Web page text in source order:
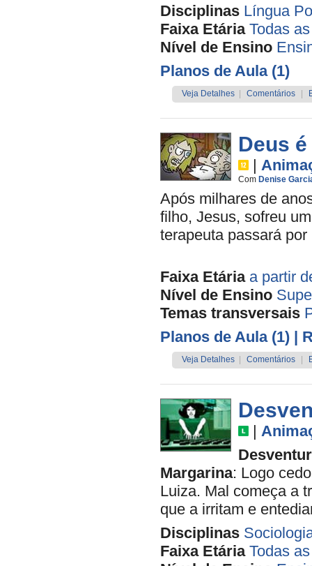
Disciplinas Língua
Faixa Etária Todas
Nível de Ensino
Planos de Aula (1)
Veja Detalhes Comentários
Deus
|
Com Denise
Após milhares de
filho, Jesus, sofreu
terapeuta passará
Faixa Etária a partir
Nível de Ensino
Temas transversais
Planos de Aula (1) |
Veja Detalhes Comentários
|
Margarina: Logo
Luiza. Mal começa a
que a irritam e
Disciplinas
Faixa Etária Todas